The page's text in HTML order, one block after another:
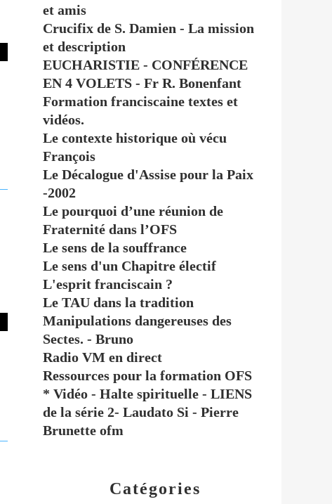
Catégories
et amis
Crucifix de S. Damien - La mission
et description
EUCHARISTIE - CONFÉRENCE
EN 4 VOLETS - Fr R. Bonenfant
Formation franciscaine textes et
vidéos.
Le contexte historique où vécu
François
Le Décalogue d'Assise pour la Paix
-2002
Le pourquoi d’une réunion de
Fraternité dans l’OFS
Le sens de la souffrance
Le sens d'un Chapitre électif
L'esprit franciscain ?
Le TAU dans la tradition
Manipulations dangereuses des
Sectes. - Bruno
Radio VM en direct
Ressources pour la formation OFS
* Vidéo - Halte spirituelle - LIENS
de la série 2- Laudato Si - Pierre
Brunette ofm